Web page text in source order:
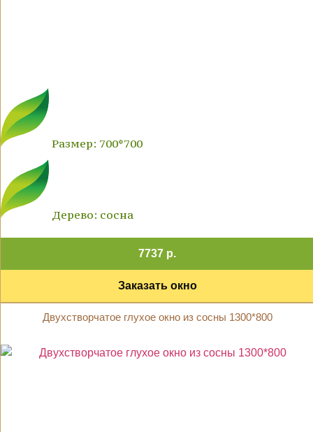
Размер: 700*700
Дерево: сосна
7737 р.
Заказать окно
Двухстворчатое глухое окно из сосны 1300*800